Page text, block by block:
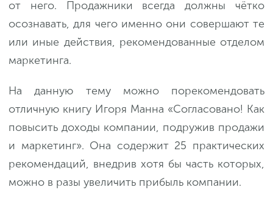
от него. Продажники всегда должны чётко
осознавать, для чего именно они совершают те
или иные действия, рекомендованные отделом
маркетинга.
На данную тему можно порекомендовать
отличную книгу Игоря Манна «Согласовано! Как
повысить доходы компании, подружив продажи
и маркетинг». Она содержит 25 практических
рекомендаций, внедрив хотя бы часть которых,
можно в разы увеличить прибыль компании.